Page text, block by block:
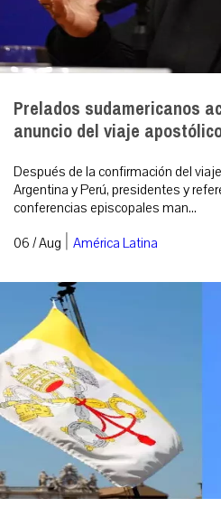
Prelados sudamericanos
anuncio del viaje
Después de la confirmación del
Argentina y Perú, presidentes y
conferencias episcopales man...
06 / Aug | América Latina